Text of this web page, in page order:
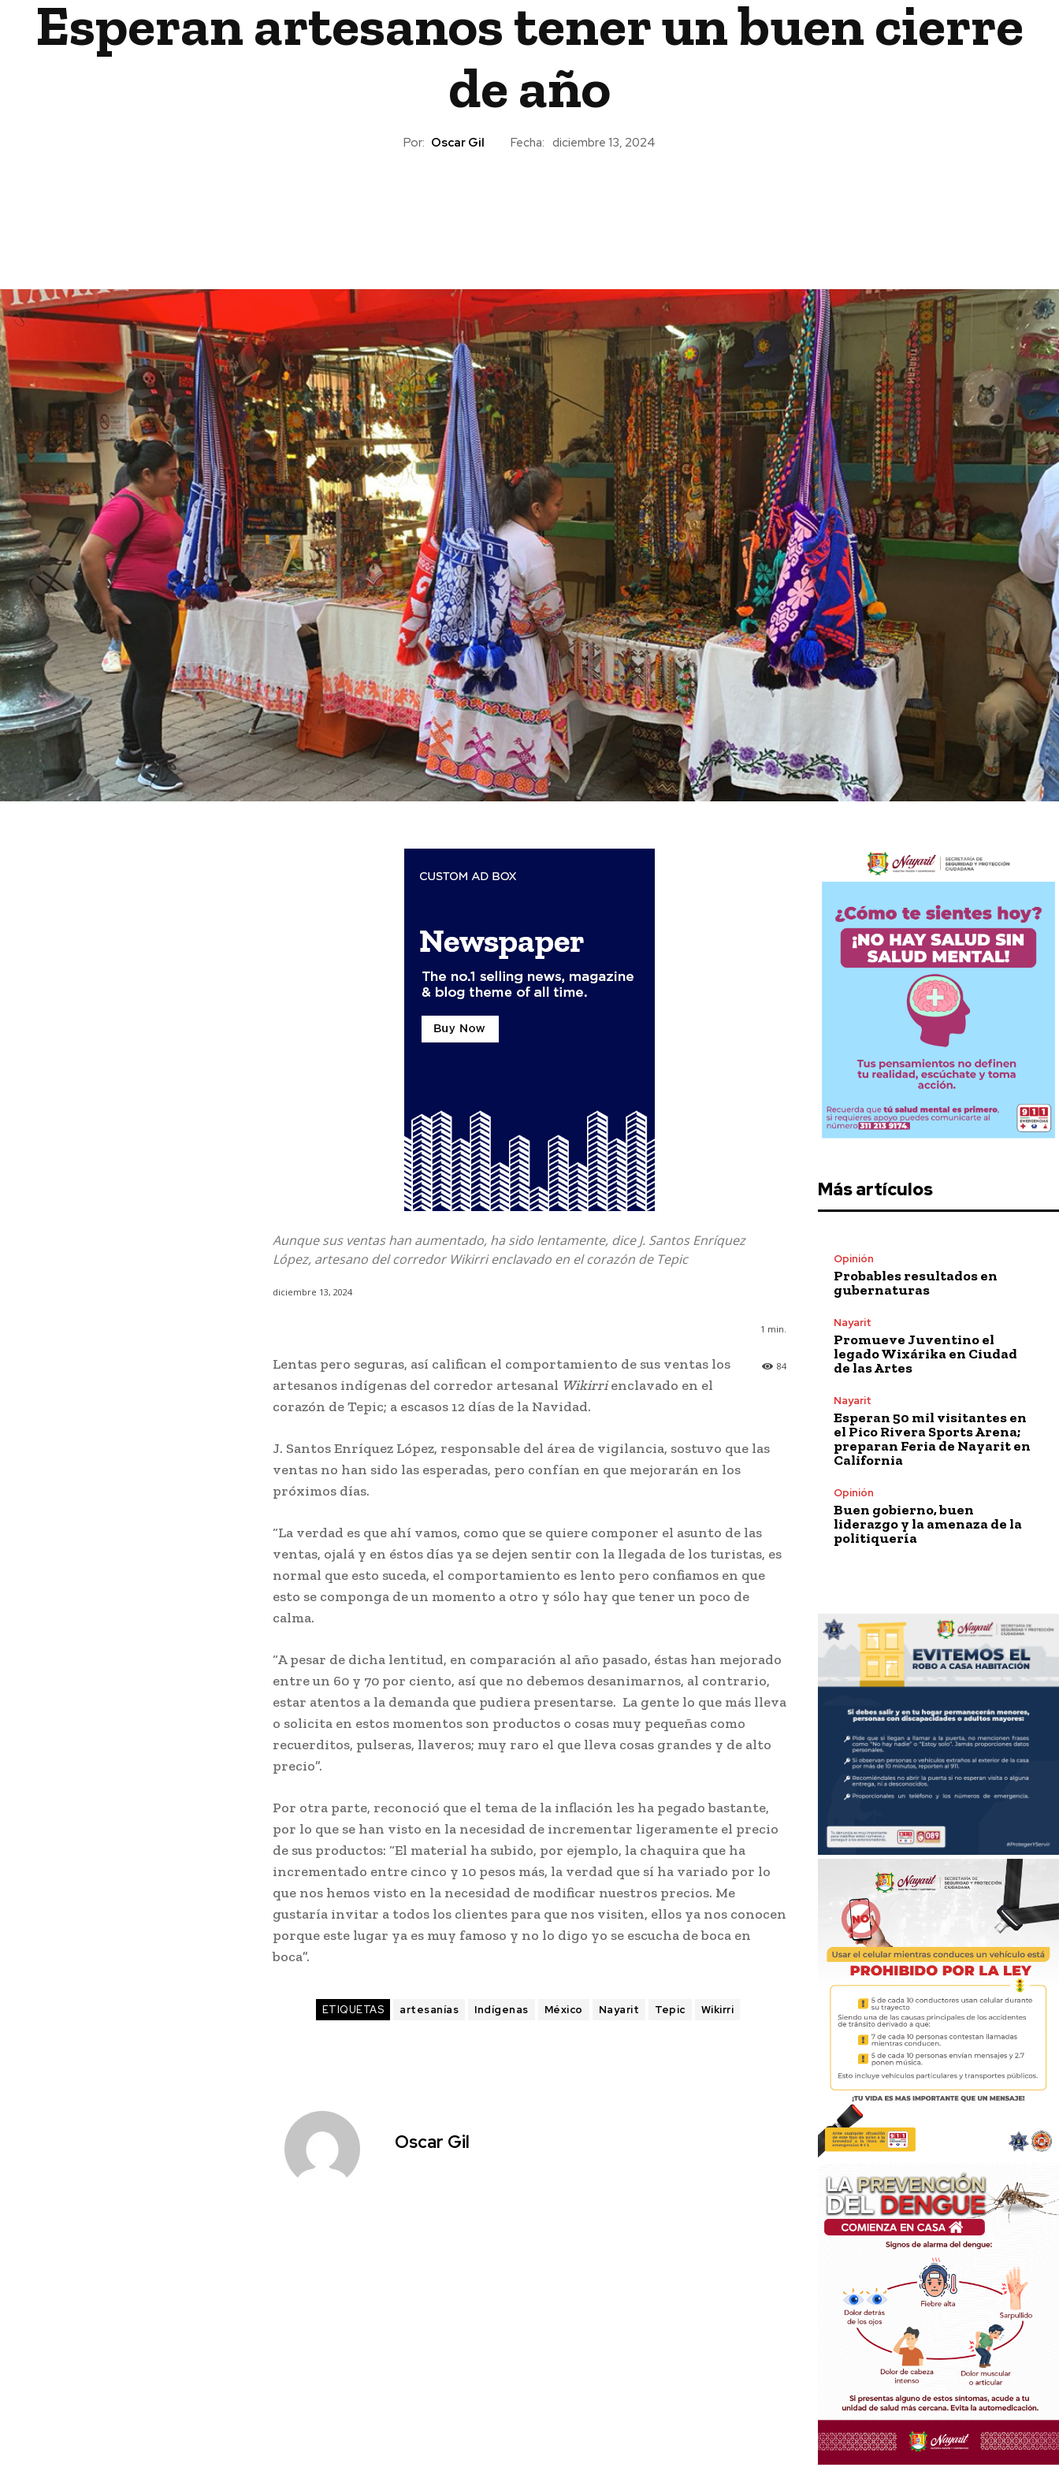
Esperan artesanos tener un buen cierre
de año
Por: Oscar Gil Fecha: diciembre 13, 2024
Aunque sus ventas han aumentado, ha sido lentamente, dice J. Santos Enríquez
López, artesano del corredor Wikirri enclavado en el corazón de Tepic
diciembre 13, 2024
1 min.
84
Lentas pero seguras, así califican el comportamiento de sus ventas los
artesanos indígenas del corredor artesanal Wikirrienclavado en el
corazón de Tepic; a escasos 12 días de la Navidad.
J. Santos Enríquez López, responsable del área de vigilancia, sostuvo que las
ventas no han sido las esperadas, pero confían en que mejorarán en los
próximos días.
“La verdad es que ahí vamos, como que se quiere componer el asunto de las
ventas, ojalá y en éstos días ya se dejen sentir con la llegada de los turistas, es
normal que esto suceda, el comportamiento es lento pero confiamos en que
esto se componga de un momento a otro y sólo hay que tener un poco de
calma.
“A pesar de dicha lentitud, en comparación al año pasado, éstas han mejorado
entre un 60 y 70 por ciento, así que no debemos desanimarnos, al contrario,
estar atentos a la demanda que pudiera presentarse. La gente lo que más lleva
o solicita en estos momentos son productos o cosas muy pequeñas como
recuerditos, pulseras, llaveros; muy raro el que lleva cosas grandes y de alto
precio”.
Por otra parte, reconoció que el tema de la inflación les ha pegado bastante,
por lo que se han visto en la necesidad de incrementar ligeramente el precio
de sus productos: “El material ha subido, por ejemplo, la chaquira que ha
incrementado entre cinco y 10 pesos más, la verdad que sí ha variado por lo
que nos hemos visto en la necesidad de modificar nuestros precios. Me
gustaría invitar a todos los clientes para que nos visiten, ellos ya nos conocen
porque este lugar ya es muy famoso y no lo digo yo se escucha de boca en
boca”.
ETIQUETAS artesanías Indígenas México Nayarit Tepic Wikirri
Oscar Gil
Más artículos
Opinión
Probables resultados en
gubernaturas
Nayarit
Promueve Juventino el
legado Wixárika en Ciudad
de las Artes
Nayarit
Esperan 50 mil visitantes en
el Pico Rivera Sports Arena;
preparan Feria de Nayarit en
California
Opinión
Buen gobierno, buen
liderazgo y la amenaza de la
politiquería